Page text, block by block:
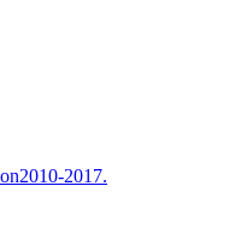
2010-2017.